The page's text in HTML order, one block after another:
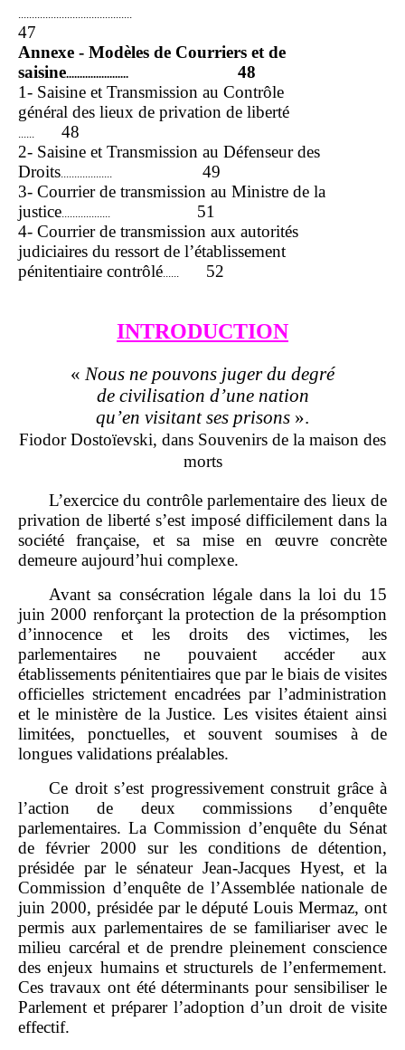
47
Annexe - Modèles de Courriers et de
saisine.......................
48
1- Saisine et Transmission au Contrôle
général des lieux de privation de liberté
48
2- Saisine et Transmission au Défenseur des
Droits
49
3- Courrier de transmission au Ministre de la
justice
51
4- Courrier de transmission aux autorités
judiciaires du ressort de l’établissement
pénitentiaire contrôlé
52
INTRODUCTION
« Nous ne pouvons juger du degré
de civilisation d’une nation
qu’en visitant ses prisons ».
Fiodor Dostoïevski, dans Souvenirs de la maison des
morts
L’exercice du contrôle parlementaire des lieux de
privation de liberté s’est imposé difficilement dans la
société française, et sa mise en œuvre concrète
demeure aujourd’hui complexe.
Avant sa consécration légale dans la loi du 15
juin 2000 renforçant la protection de la présomption
d’innocence et les droits des victimes, les
parlementaires ne pouvaient accéder aux
établissements pénitentiaires que par le biais de visites
officielles strictement encadrées par l’administration
et le ministère de la Justice. Les visites étaient ainsi
limitées, ponctuelles, et souvent soumises à de
longues validations préalables.
Ce droit s’est progressivement construit grâce à
l’action de deux commissions d’enquête
parlementaires. La Commission d’enquête du Sénat
de février 2000 sur les conditions de détention,
présidée par le sénateur Jean‑Jacques Hyest, et la
Commission d’enquête de l’Assemblée nationale de
juin 2000, présidée par le député Louis Mermaz, ont
permis aux parlementaires de se familiariser avec le
milieu carcéral et de prendre pleinement conscience
des enjeux humains et structurels de l’enfermement.
Ces travaux ont été déterminants pour sensibiliser le
Parlement et préparer l’adoption d’un droit de visite
effectif.